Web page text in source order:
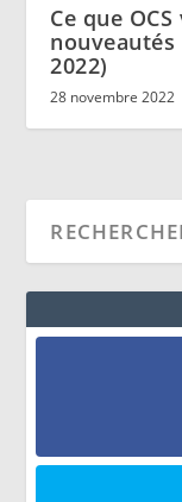
Ce que
2022)
28 novembre 2022